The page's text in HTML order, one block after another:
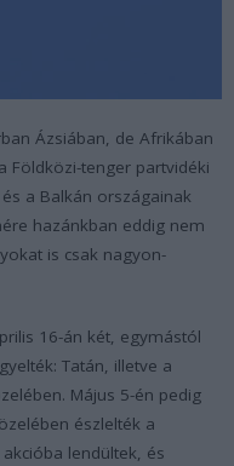
Ázsiában, de Afrikában
Földközi-tenger partvidéki
a Balkán országainak
hazánkban eddig nem
is csak nagyon-
16-án két, egymástól
Tatán, illetve a
Május 5-én pedig
észlelték a
lendültek, és